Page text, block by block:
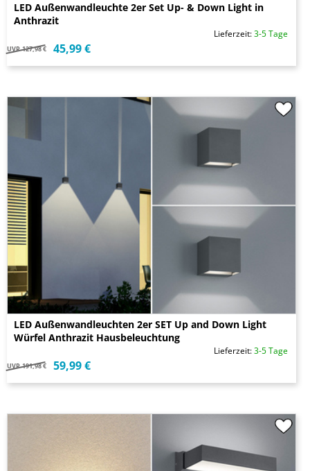
LED Außenwandleuchte 2er Set Up- & Down Light in
Anthrazit
Lieferzeit:3-5 Tage
UVP 127,98 € 45,99 €
LED Außenwandleuchten 2er SET Up and Down Light
Würfel Anthrazit Hausbeleuchtung
Lieferzeit:3-5 Tage
UVP 191,98 € 59,99 €